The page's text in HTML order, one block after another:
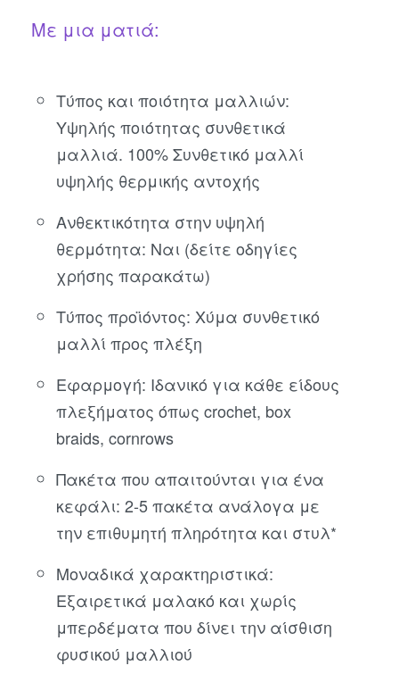
Με μια ματιά:
Τύπος και ποιότητα μαλλιών:
Υψηλής ποιότητας συνθετικά
μαλλιά. 100% Συνθετικό μαλλί
υψηλής θερμικής αντοχής
Ανθεκτικότητα στην υψηλή
θερμότητα: Ναι (δείτε οδηγίες
χρήσης παρακάτω)
Τύπος προϊόντος: Χύμα συνθετικό
μαλλί προς πλέξη
Εφαρμογή: Ιδανικό για κάθε είδους
πλεξήματος όπως crochet, box
braids, cornrows
Πακέτα που απαιτούνται για ένα
κεφάλι: 2-5 πακέτα ανάλογα με
την επιθυμητή πληρότητα και στυλ*
Μοναδικά χαρακτηριστικά:
Εξαιρετικά μαλακό και χωρίς
μπερδέματα που δίνει την αίσθιση
φυσικού μαλλιού